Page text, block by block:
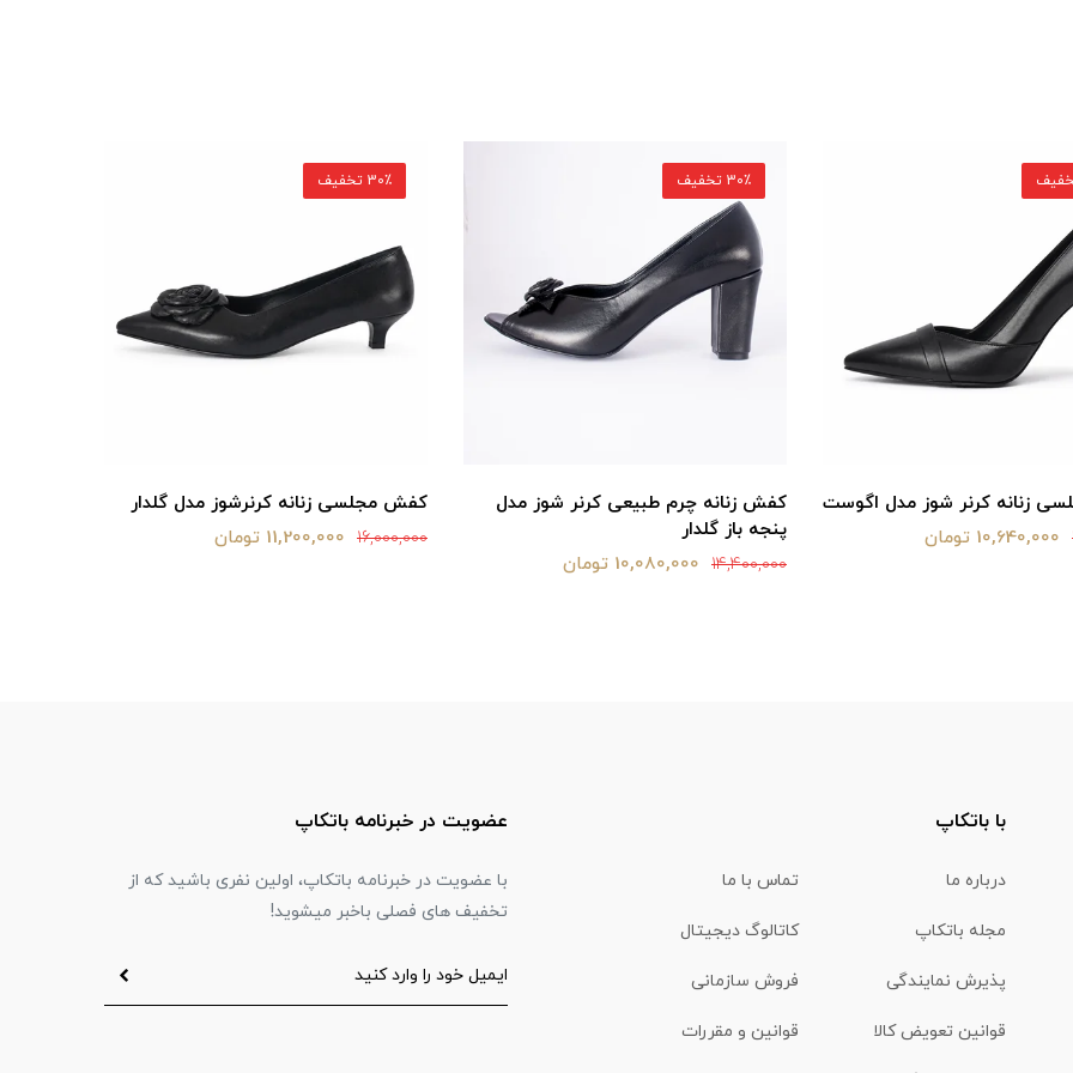
چرم طبیعی کرنر شوز مدل
کفش مجلسی زنانه کرنرشوز مدل گلدار
16,000,000 11,200,000 تومان
30٪ تخفیف
کفش مجلسی زنانه کرنرشوز مدل صمدی
باز
30٪ تخفیف
با باتکاپ
درباره ما تماس با ما
مجله باتکاپ کاتالوگ دیجیتال
پذیرش نمایندگی فروش سازمانی
قوانین تعویض کالا قوانین و مقررات
عضویت در خبرنامه باتکاپ
با عضویت در خبرنامه باتکاپ، اولین نفری باشید که از
تخفیف های فصلی باخبر میشوید!